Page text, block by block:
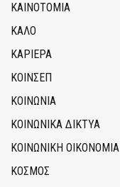
ΚΑΙΝΟΤΟΜΊΑ
ΚΑΛΟ
ΚΑΡΙΕΡΑ
ΚΟΙΝΣΕΠ
ΚΟΙΝΩΝΙΑ
ΚΟΙΝΩΝΙΚΆ ΔΊΚΤΥΑ
ΚΟΙΝΩΝΙΚΉ ΟΙΚΟΝΟΜΊΑ
ΚΟΣΜΟΣ